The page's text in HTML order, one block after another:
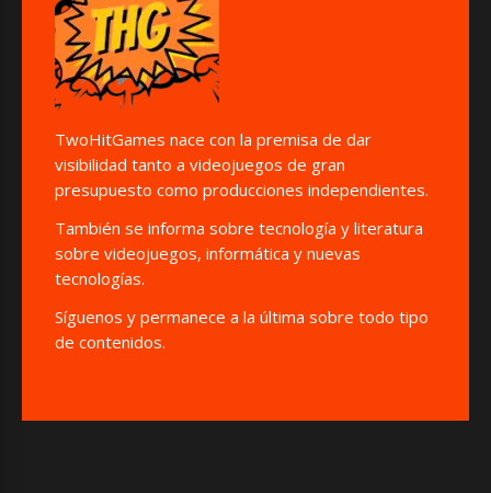
TwoHitGames nace con la premisa de dar
visibilidad tanto a videojuegos de gran
presupuesto como producciones independientes.
También se informa sobre tecnología y literatura
sobre videojuegos, informática y nuevas
tecnologías.
Síguenos y permanece a la última sobre todo tipo
de contenidos.